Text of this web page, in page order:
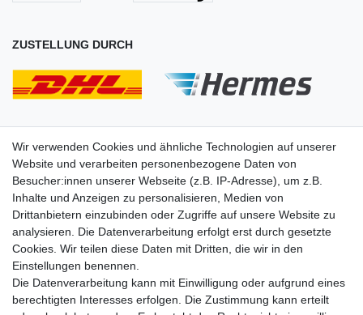
ZUSTELLUNG DURCH
SOCIAL
Wir verwenden Cookies und ähnliche Technologien auf unserer
Website und verarbeiten personenbezogene Daten von
Besucher:innen unserer Webseite (z.B. IP-Adresse), um z.B.
Inhalte und Anzeigen zu personalisieren, Medien von
Drittanbietern einzubinden oder Zugriffe auf unsere Website zu
analysieren. Die Datenverarbeitung erfolgt erst durch gesetzte
Cookies. Wir teilen diese Daten mit Dritten, die wir in den
Einstellungen benennen.
Die Datenverarbeitung kann mit Einwilligung oder aufgrund eines
berechtigten Interesses erfolgen. Die Zustimmung kann erteilt